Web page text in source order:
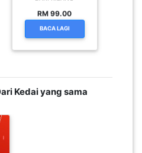
RM 99.00
BACA LAGI
Kedai yang sama